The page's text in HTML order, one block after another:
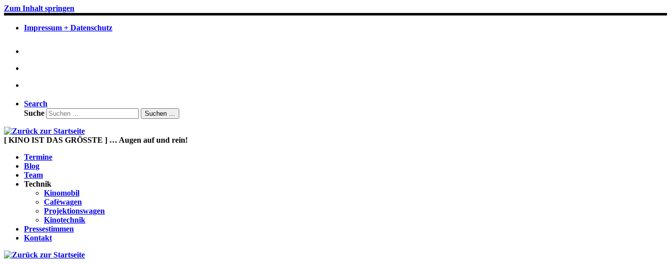
Zum Inhalt springen
Impressum + Datenschutz
Search
Suche
Suchen …
[ KINO IST DAS GRÖSSTE ] … Augen auf und rein!
Termine
Blog
Team
Technik
Kinomobil
Cafèwagen
Projektionswagen
Kinotechnik
Pressestimmen
Kontakt